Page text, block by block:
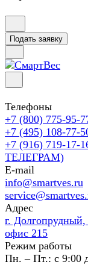
Подать заявку
Телефоны
+7 (800) 775-95-
+7 (495) 108-77-
+7 (916) 719-17-
ТЕЛЕГРАМ)
E-mail
info@smartves.ru
Адрес
г.
офис 215
Режим работы
Пн. – Пт.: с 9:00